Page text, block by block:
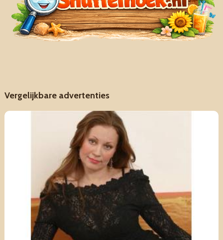
Vergelijkbare advertenties